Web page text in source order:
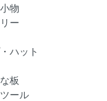
物
ー
ハット
板
ール